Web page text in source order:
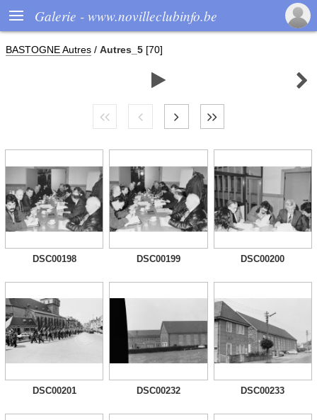
 Galerie - www.novilleclubinfo.be
BASTOGNE Autres / Autres_5 [70]
 
DSC00198 DSC00199 DSC00200
DSC00201 DSC00232 DSC00233